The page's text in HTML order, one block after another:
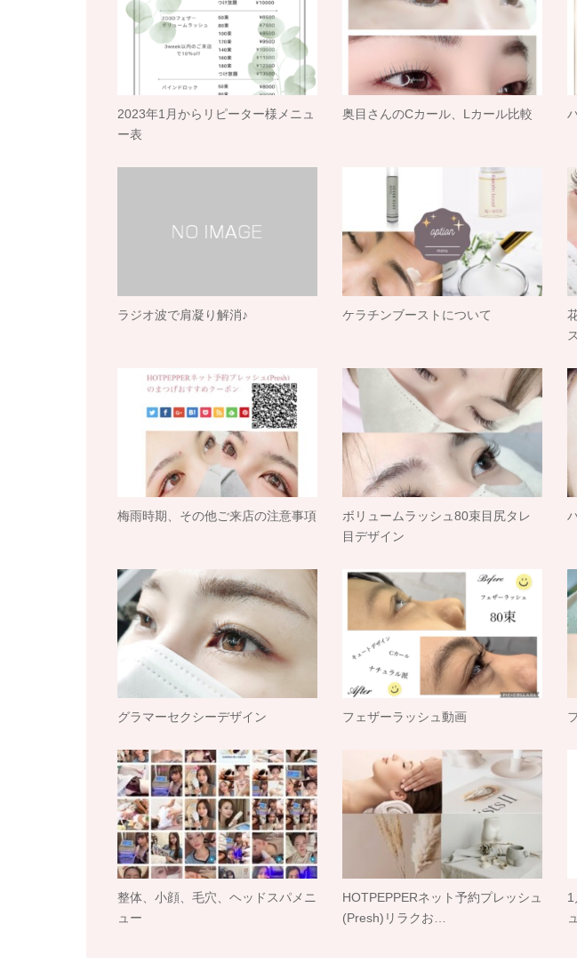
2023年1月からリピーター様メニュ
ー表
奥目さんのCカール、Lカール比較
ラジオ波で肩凝り解消♪ ケラチンブーストについて
梅雨時期、その他ご来店の注意事項
ボリュームラッシュ80束目尻タレ
目デザイン
グラマーセクシーデザイン フェザーラッシュ動画
整体、小顔、毛穴、ヘッドスパメニ
ュー
HOTPEPPERネット予約プレッシュ
(Presh)リラクお…